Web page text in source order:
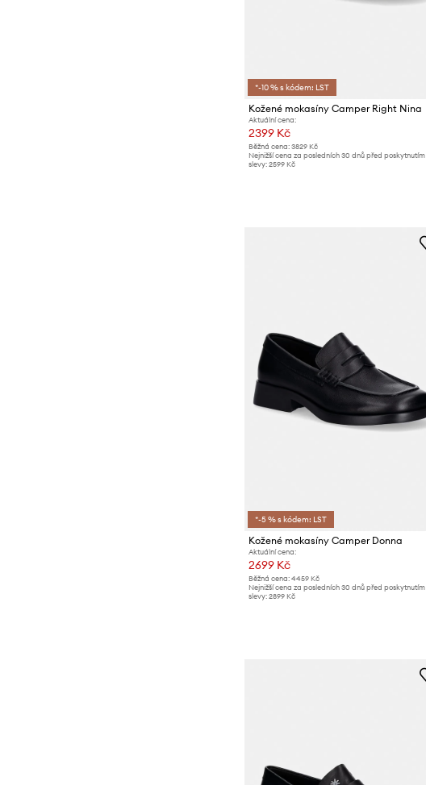
*-10 % s kódem: LST
Kožené mokasíny Camper Right Nina
Aktuální cena:
2399 Kč
Běžná cena: 3829 Kč
Nejnižší cena za posledních 30 dnů před poskytnutím
slevy: 2599 Kč
*-5 % s kódem: LST
Kožené mokasíny Camper Donna
Aktuální cena:
2699 Kč
Běžná cena: 4459 Kč
Nejnižší cena za posledních 30 dnů před poskytnutím
slevy: 2899 Kč